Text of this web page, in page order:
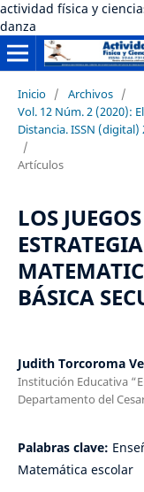
actividad física y
danza
Inicio / Archivos /
Vol. 12 Núm. 2 (2020):
Distancia. ISSN (digital)
/
Artículos
LOS
BÁSICA
Judith Torcoroma
Institución Educativa
Departamento del
Palabras clave:
Matemática escolar